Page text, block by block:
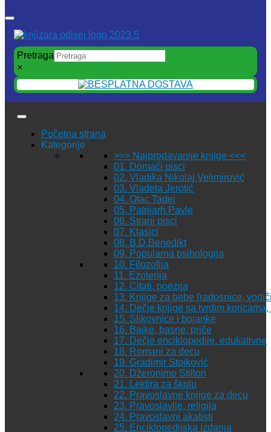
Pretraga
×
Početna strana
Kategorije
>>> Najprodavanije knjige <<<
01. Domaći pisci
02. Vladika Nikolaj Velimirović
03. Vladeta Jerotić
04. Otac Tadej
05. Patrijarh Pavle
06. Strani pisci
07. Klasici
08. B.D.Benedikt
09. Popularna psihologija
10. Filozofija
11. Ezoterija
12. Citati, poezija
13. Knjige za bebe (radosnice,
14. Dečje knjige sa tvrdim
15. Slikovnice i bojanke
16. Bajke, basne, priče
17. Dečje enciklopedije, edukativne
18. Romani za decu
19. Gradimir Stojković
20. Džeronimo Stilton
21. Lektira za školu
22. Pravoslavne knjige za decu
23. Pravoslavlje, religija
24. Pravoslavni akatisti
25. Enciklopedijska izdanja